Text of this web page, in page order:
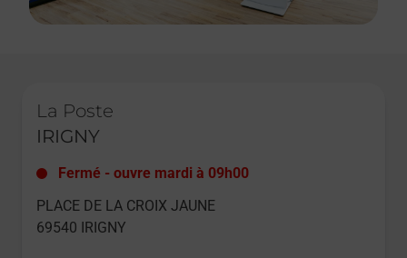
La Poste
IRIGNY
Fermé - ouvre mardi à 09h00
PLACE DE LA CROIX JAUNE
69540 IRIGNY